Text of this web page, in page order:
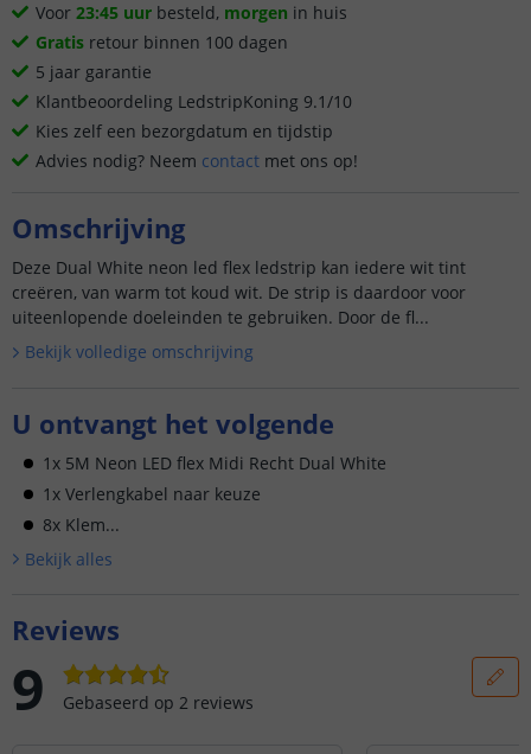
Voor 23:45 uur besteld, morgen in huis
Gratis retour binnen 100 dagen
5 jaar garantie
Klantbeoordeling LedstripKoning 9.1/10
Kies zelf een bezorgdatum en tijdstip
Advies nodig? Neem contact met ons op!
Omschrijving
Deze Dual White neon led flex ledstrip kan iedere wit tint
creëren, van warm tot koud wit. De strip is daardoor voor
uiteenlopende doeleinden te gebruiken. Door de fl...
Bekijk volledige omschrijving
U ontvangt het volgende
1x 5M Neon LED flex Midi Recht Dual White
1x Verlengkabel naar keuze
8x Klem...
Bekijk alles
Reviews
9 Gebaseerd op 2 reviews